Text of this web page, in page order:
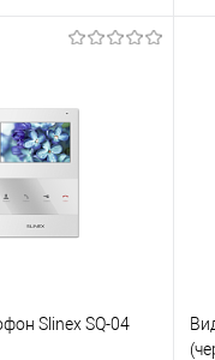
Сравнение
Недоступно
Slinex SQ-04